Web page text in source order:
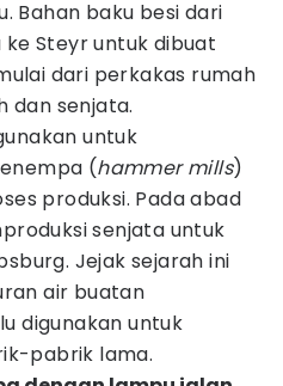
Bahan baku besi dari
Steyr untuk dibuat
dari perkakas rumah
dan senjata.
untuk
(hammer mills)
produksi. Pada abad
senjata untuk
Jejak sejarah ini
air buatan
digunakan untuk
pabrik lama.